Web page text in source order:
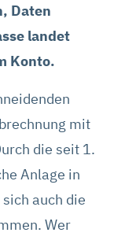
Daten
landet
Konto.
mit
die seit 1.
Anlage in
auch die
Wer